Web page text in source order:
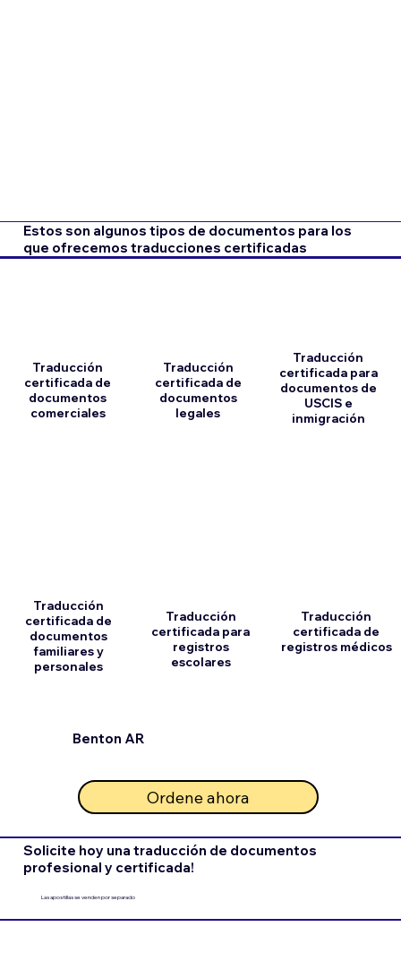
Estos son algunos tipos de documentos para los
que ofrecemos traducciones certificadas
Benton AR
Traducción
certificada de
documentos
comerciales
Traducción
certificada de
documentos
familiares y
personales
Traducción
certificada de
documentos
legales
Traducción
certificada para
registros
escolares
Ordene ahora
Traducción
certificada para
documentos de
USCIS e
inmigración
Traducción
certificada de
registros médicos
Solicite hoy una traducción de documentos
profesional y certificada!
Las apostillas se venden por separado